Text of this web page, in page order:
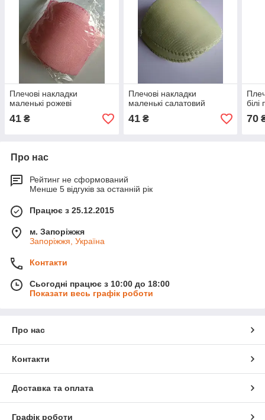
Плечові накладки
маленькі рожеві
41 ₴
Плечові накладки
маленькі салатовий
41₴
білі
70
Про нас
Рейтинг не сформований
Менше 5 відгуків за останній рік
Працює з 25.12.2015
м. Запоріжжя
Запоріжжя, Україна
Контакти
Сьогодні працює з 10:00 до 18:00
Показати весь графік роботи
Про нас
Контакти
Доставка та оплата
Графік роботи